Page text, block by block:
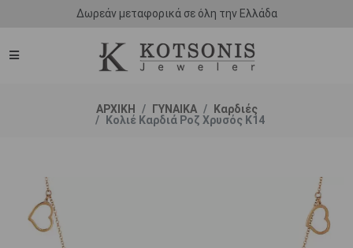
Δωρεάν μεταφορικά σε όλη την Ελλάδα
ΑΡΧΙΚΗ ΓΥΝΑΙΚΑ
Καρδιές
Κολιέ Καρδιά Ροζ Χρυσός Κ14